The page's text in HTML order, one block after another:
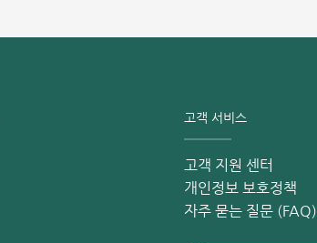
감염 위험이 매우 높습니다. 최악의 경우, 이
유증을 남길 수 있습니다.
가장 효과적인 방법입니다. 접종을 통해 감
수 있습니다. 또한, 백신은 지역사회 내의 세
고객 서비스
고객 지원 센터
개인정보 보호정책
자주 묻는 질문 (FAQ)